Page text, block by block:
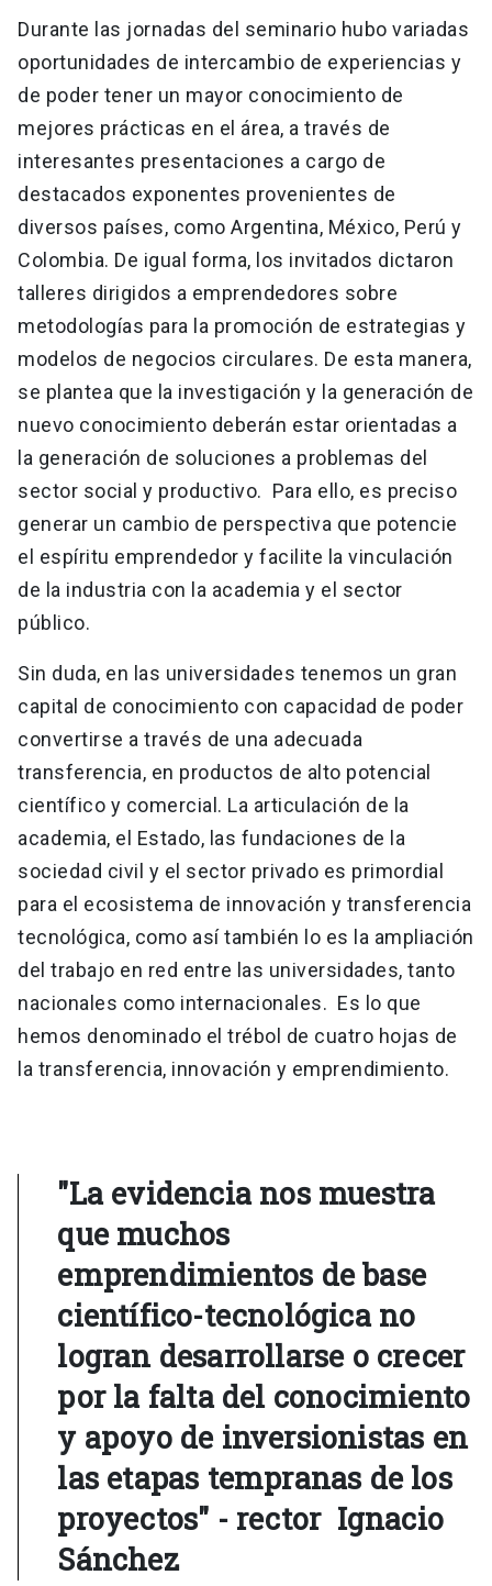
Durante las jornadas del seminario hubo variadas
oportunidades de intercambio de experiencias y
de poder tener un mayor conocimiento de
mejores prácticas en el área, a través de
interesantes presentaciones a cargo de
destacados exponentes provenientes de
diversos países, como Argentina, México, Perú y
Colombia. De igual forma, los invitados dictaron
talleres dirigidos a emprendedores sobre
metodologías para la promoción de estrategias y
modelos de negocios circulares. De esta manera,
se plantea que la investigación y la generación de
nuevo conocimiento deberán estar orientadas a
la generación de soluciones a problemas del
sector social y productivo. Para ello, es preciso
generar un cambio de perspectiva que potencie
el espíritu emprendedor y facilite la vinculación
de la industria con la academia y el sector
público.
Sin duda, en las universidades tenemos un gran
capital de conocimiento con capacidad de poder
convertirse a través de una adecuada
transferencia, en productos de alto potencial
científico y comercial. La articulación de la
academia, el Estado, las fundaciones de la
sociedad civil y el sector privado es primordial
para el ecosistema de innovación y transferencia
tecnológica, como así también lo es la ampliación
del trabajo en red entre las universidades, tanto
nacionales como internacionales. Es lo que
hemos denominado el trébol de cuatro hojas de
la transferencia, innovación y emprendimiento.
"La evidencia nos muestra
que muchos
emprendimientos de base
científico-tecnológica no
logran desarrollarse o crecer
por la falta del conocimiento
y apoyo de inversionistas en
las etapas tempranas de los
proyectos" - rector Ignacio
Sánchez